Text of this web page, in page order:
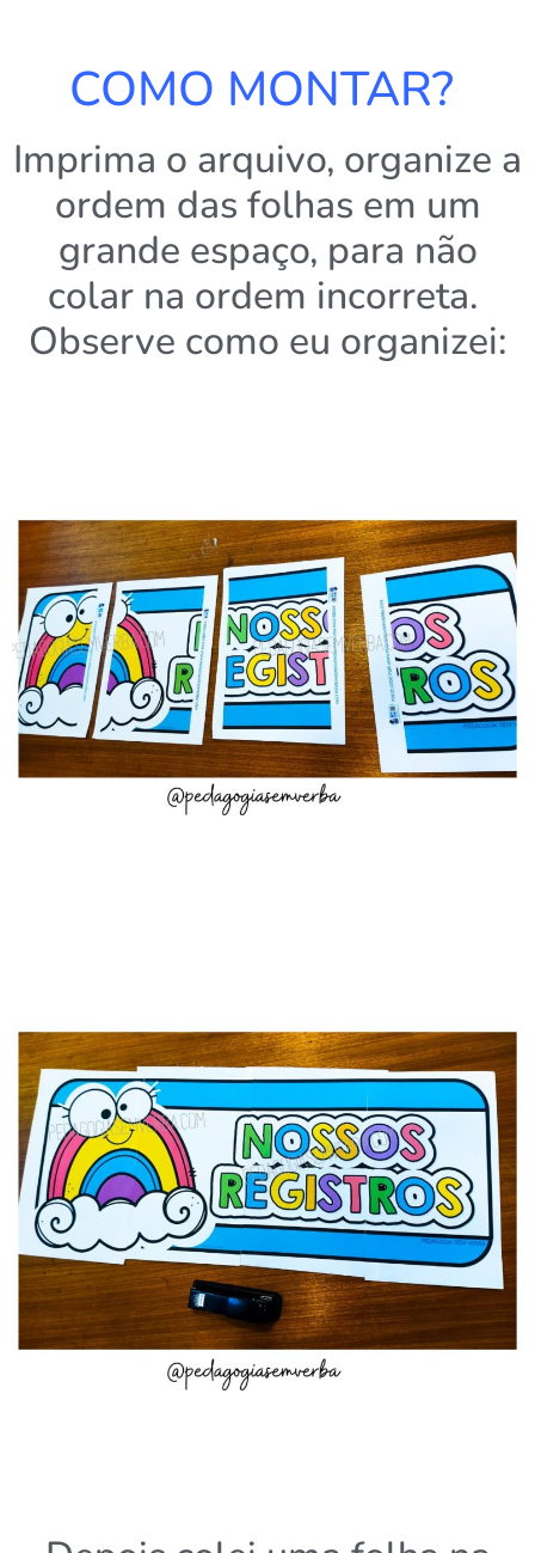
COMO MONTAR?
Imprima o arquivo, organize a
ordem das folhas em um
grande espaço, para não
colar na ordem incorreta.
Observe como eu organizei: